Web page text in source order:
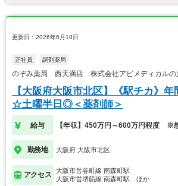
更新日：2026年6月18日
正社員 調剤薬局
のぞみ薬局 西天満店 株式会社アビメディカルの
【大阪府大阪市北区】《駅チカ》
☆土曜半日◎＜薬剤師＞
給与 【年収】450万円～600万円程度 ※
勤務地 大阪府 大阪市北区
アクセス
大阪市営谷町線 南森町駅
大阪市営堺筋線 南森町駅…ほか